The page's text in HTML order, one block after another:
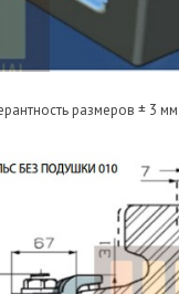
размеров ± 3 мм